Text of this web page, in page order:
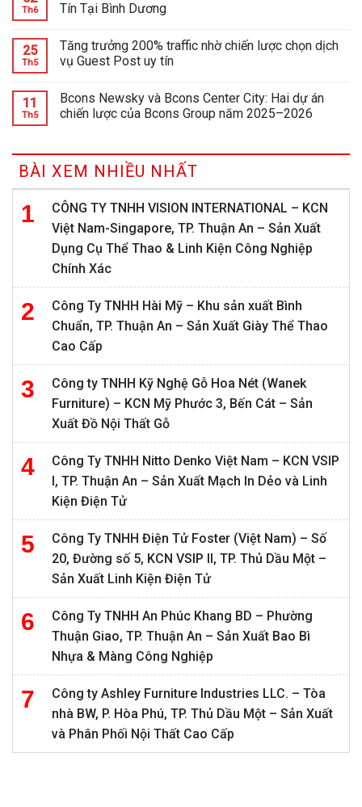
Th6
Tín Tại Bình Dương
25
Th5
Tăng trưởng 200% traffic nhờ chiến lược chọn dịch
vụ Guest Post uy tín
11
Th5
Bcons Newsky và Bcons Center City: Hai dự án
chiến lược của Bcons Group năm 2025–2026
BÀI XEM NHIỀU NHẤT
CÔNG TY TNHH VISION INTERNATIONAL – KCN
Việt Nam-Singapore, TP. Thuận An – Sản Xuất
Dụng Cụ Thể Thao & Linh Kiện Công Nghiệp
Chính Xác
Công Ty TNHH Hài Mỹ – Khu sản xuất Bình
Chuẩn, TP. Thuận An – Sản Xuất Giày Thể Thao
Cao Cấp
Công ty TNHH Kỹ Nghệ Gỗ Hoa Nét (Wanek
Furniture) – KCN Mỹ Phước 3, Bến Cát – Sản
Xuất Đồ Nội Thất Gỗ
Công Ty TNHH Nitto Denko Việt Nam – KCN VSIP
I, TP. Thuận An – Sản Xuất Mạch In Dẻo và Linh
Kiện Điện Tử
Công Ty TNHH Điện Tử Foster (Việt Nam) – Số
20, Đường số 5, KCN VSIP II, TP. Thủ Dầu Một –
Sản Xuất Linh Kiện Điện Tử
Công Ty TNHH An Phúc Khang BD – Phường
Thuận Giao, TP. Thuận An – Sản Xuất Bao Bì
Nhựa & Màng Công Nghiệp
Công ty Ashley Furniture Industries LLC. – Tòa
nhà BW, P. Hòa Phú, TP. Thủ Dầu Một – Sản Xuất
và Phân Phối Nội Thất Cao Cấp